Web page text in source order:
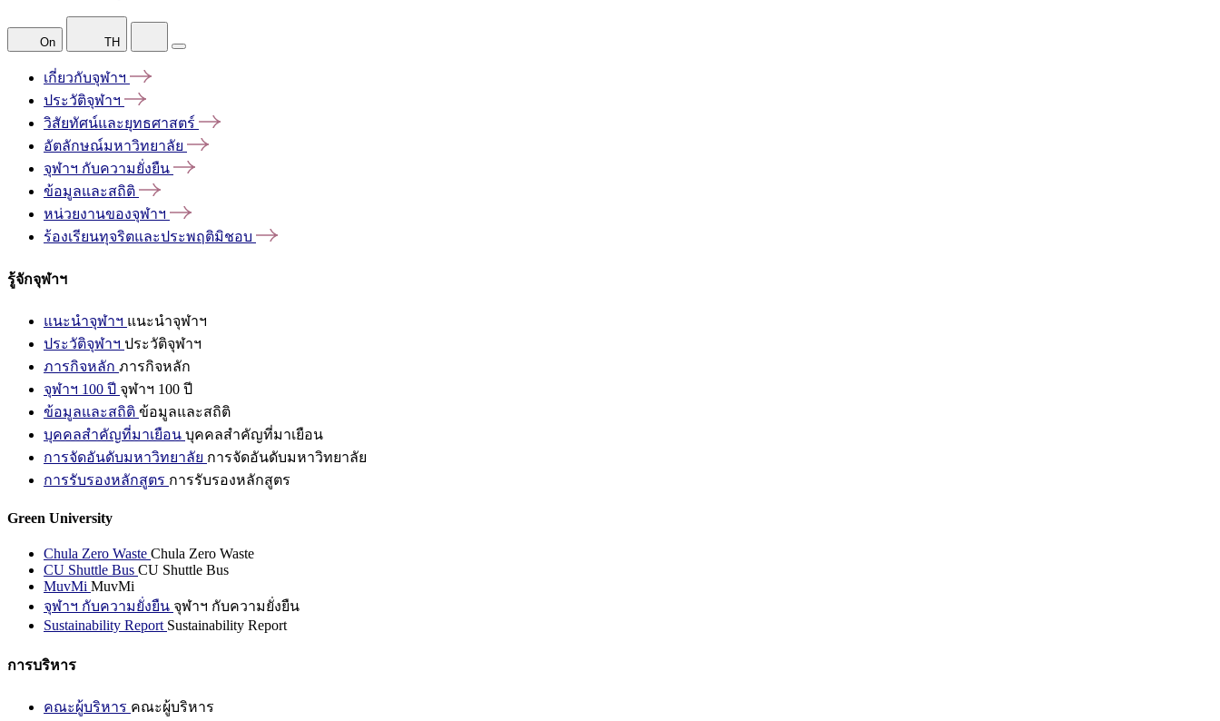
On TH
เกี่ยวกับจุฬาฯ
ประวัติจุฬาฯ
วิสัยทัศน์และยุทธศาสตร์
อัตลักษณ์มหาวิทยาลัย
จุฬาฯ กับความยั่งยืน
ข้อมูลและสถิติ
หน่วยงานของจุฬาฯ
ร้องเรียนทุจริตและประพฤติมิชอบ
รู้จักจุฬาฯ
แนะนำจุฬาฯ แนะนำจุฬาฯ
ประวัติจุฬาฯ ประวัติจุฬาฯ
ภารกิจหลัก ภารกิจหลัก
จุฬาฯ 100 ปี จุฬาฯ 100 ปี
ข้อมูลและสถิติ ข้อมูลและสถิติ
บุคคลสำคัญที่มาเยือน บุคคลสำคัญที่มาเยือน
การจัดอันดับมหาวิทยาลัย การจัดอันดับมหาวิทยาลัย
การรับรองหลักสูตร การรับรองหลักสูตร
Green University
Chula Zero Waste Chula Zero Waste
CU Shuttle Bus CU Shuttle Bus
MuvMi MuvMi
จุฬาฯ กับความยั่งยืน จุฬาฯ กับความยั่งยืน
Sustainability Report Sustainability Report
การบริหาร
คณะผู้บริหาร คณะผู้บริหาร